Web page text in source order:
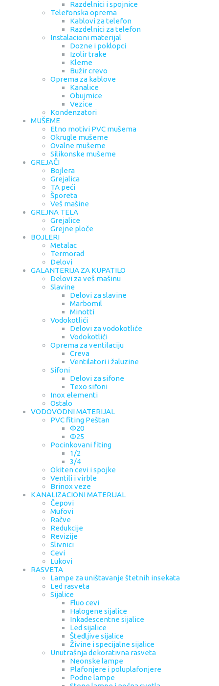
Razdelnici i spojnice
Telefonska oprema
Kablovi za telefon
Razdelnici za telefon
Instalacioni materijal
Dozne i poklopci
Izolir trake
Kleme
Bužir crevo
Oprema za kablove
Kanalice
Obujmice
Vezice
Kondenzatori
MUŠEME
Etno motivi PVC mušema
Okrugle mušeme
Ovalne mušeme
Silikonske mušeme
GREJAČI
Bojlera
Grejalica
TA peći
Šporeta
Veš mašine
GREJNA TELA
Grejalice
Grejne ploče
BOJLERI
Metalac
Termorad
Delovi
GALANTERIJA ZA KUPATILO
Delovi za veš mašinu
Slavine
Delovi za slavine
Marbomil
Minotti
Vodokotlići
Delovi za vodokotliće
Vodokotlići
Oprema za ventilaciju
Creva
Ventilatori i žaluzine
Sifoni
Delovi za sifone
Texo sifoni
Inox elementi
Ostalo
VODOVODNI MATERIJAL
PVC fiting Peštan
Φ20
Φ25
Pocinkovani fiting
1/2
3/4
Okiten cevi i spojke
Ventili i virble
Brinox veze
KANALIZACIONI MATERIJAL
Čepovi
Mufovi
Račve
Redukcije
Revizije
Slivnici
Cevi
Lukovi
RASVETA
Lampe za uništavanje štetnih insekata
Led rasveta
Sijalice
Fluo cevi
Halogene sijalice
Inkadescentne sijalice
Led sijalice
Štedljive sijalice
Živine i specijalne sijalice
Unutrašnja dekorativna rasveta
Neonske lampe
Plafonjere i poluplafonjere
Podne lampe